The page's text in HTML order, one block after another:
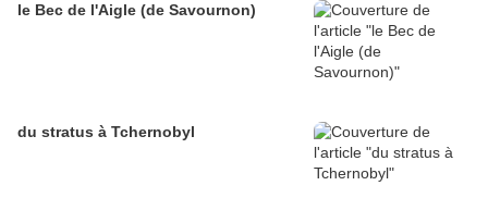
le Bec de l'Aigle (de Savournon)
du stratus à Tchernobyl